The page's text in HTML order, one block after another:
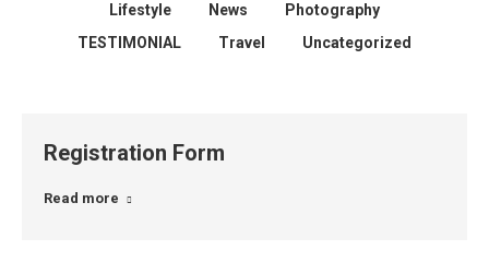
Lifestyle
News
Photography
TESTIMONIAL
Travel Uncategorized
Registration Form
Read more